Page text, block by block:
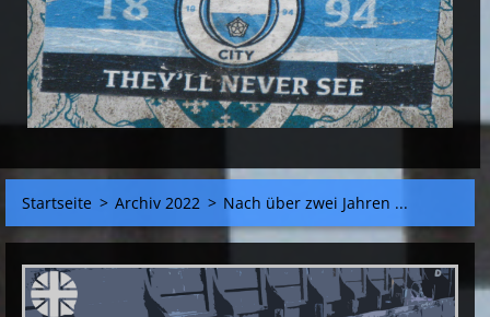
Startseite > Archiv 2022 > Nach über zwei Jahren ...